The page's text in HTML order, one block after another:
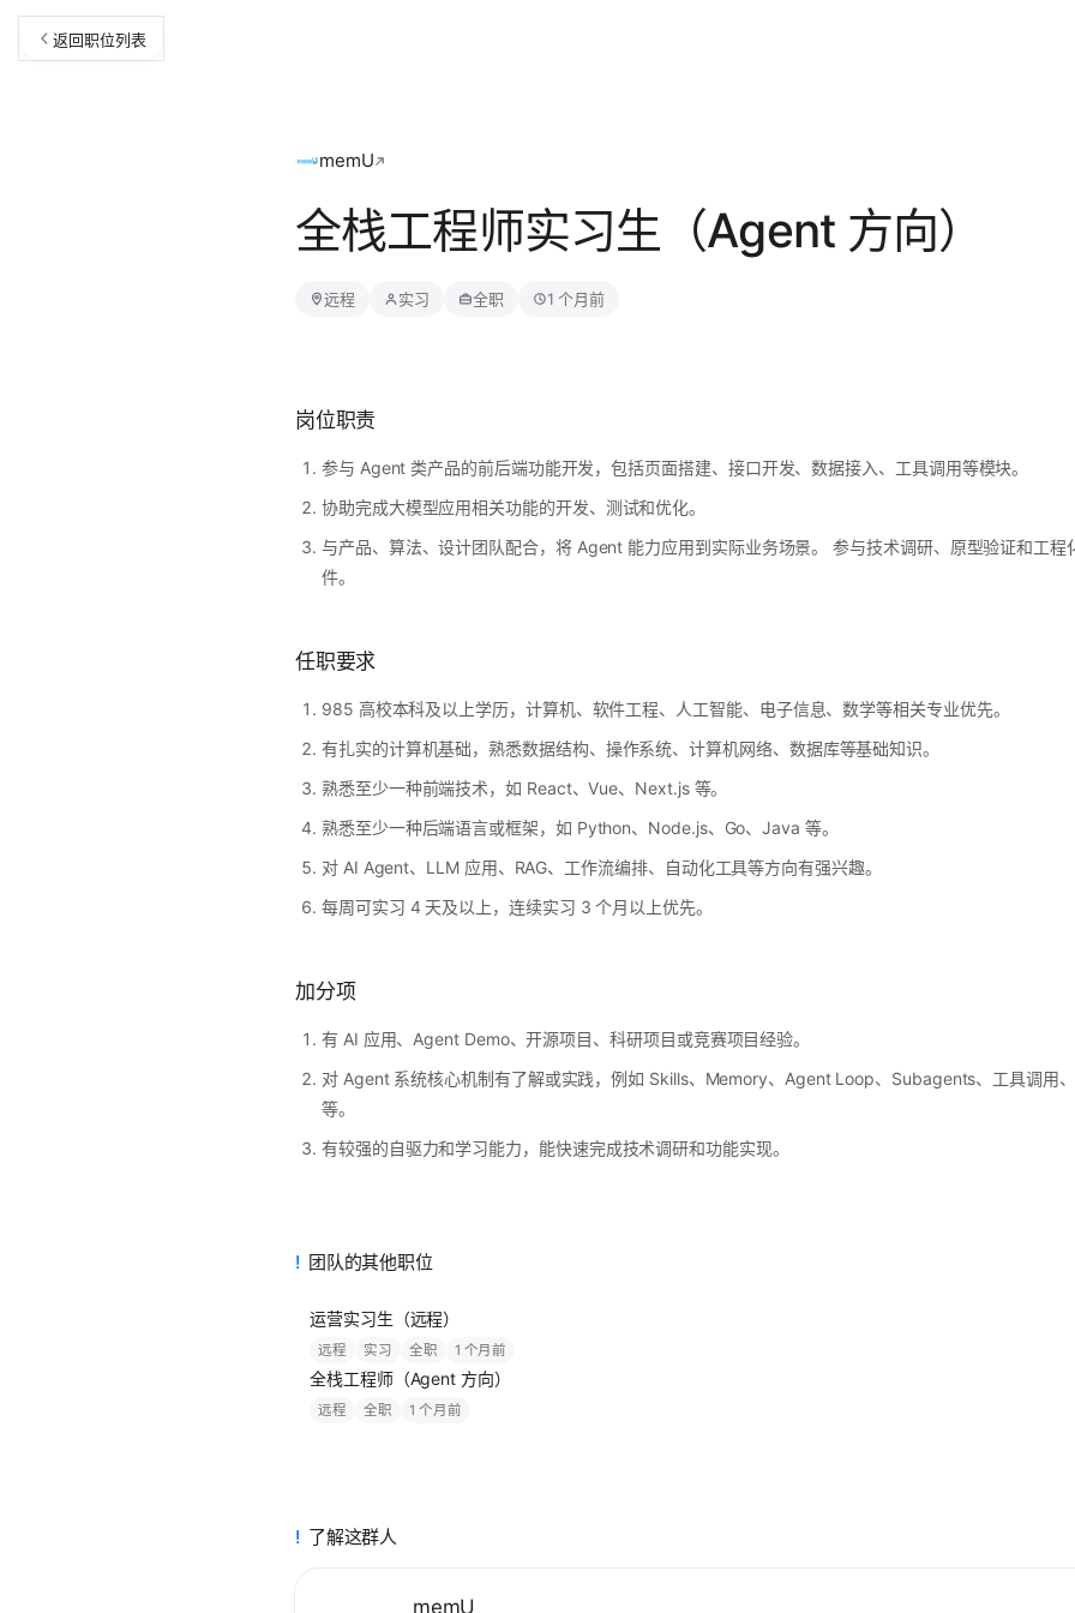
返回职位列表
memU
全栈工程师实习生（Agent 方向）
远程 实习 全职 1 个月前
岗位职责
参与 Agent 类产品的前后端功能开发，包括页面搭建、接口开发、数据接入、工具调用等模块。
协助完成大模型应用相关功能的开发、测试和优化。
与产品、算法、设计团队配合，将 Agent 能力应用到实际业务场景。 参与技术调研、原型验证和工程
件。
任职要求
985 高校本科及以上学历，计算机、软件工程、人工智能、电子信息、数学等相关专业优先。
有扎实的计算机基础，熟悉数据结构、操作系统、计算机网络、数据库等基础知识。
熟悉至少一种前端技术，如 React、Vue、Next.js 等。
熟悉至少一种后端语言或框架，如 Python、Node.js、Go、Java 等。
对 AI Agent、LLM 应用、RAG、工作流编排、自动化工具等方向有强兴趣。
每周可实习 4 天及以上，连续实习 3 个月以上优先。
加分项
有 AI 应用、Agent Demo、开源项目、科研项目或竞赛项目经验。
对 Agent 系统核心机制有了解或实践，例如 Skills、Memory、Agent Loop、Subagents、工具调用
等。
有较强的自驱力和学习能力，能快速完成技术调研和功能实现。
团队的其他职位
运营实习生（远程）
远程 实习 全职 1 个月前
全栈工程师（Agent 方向）
远程 全职 1 个月前
了解这群人
memU